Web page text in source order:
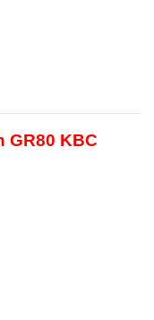
GR80 KBC